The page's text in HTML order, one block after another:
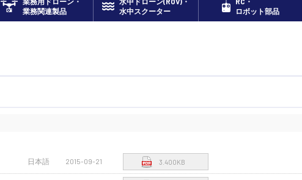
業務関連製品
水中スクーター
ロボット部品
日本語 2015-09-21 3.400KB